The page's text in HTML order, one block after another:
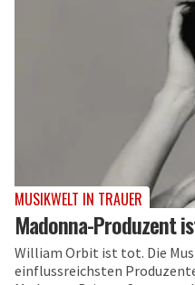
MUSIKWELT IN TRAUER
Madonna-Produzent
William Orbit ist tot. Die
einflussreichsten